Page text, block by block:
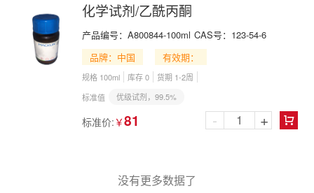
化学试剂/乙酰丙酮
产品编号： A800844-100ml CAS号： 123-54-6
品牌：中国
有效期：
规格 100ml 库存 0
货期 1-2周
标准值
优级试剂，99.5%
标准价: ￥81 
- +
没有更多数据了